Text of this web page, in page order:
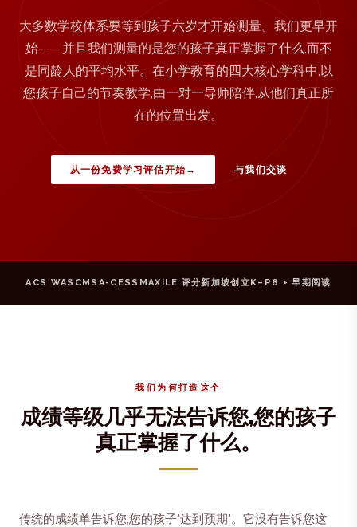
大多数学校体系要等到孩子六岁才开始测量。我们更早开
始——并且我们测量的是您的孩子真正掌握了什么,而不
是同龄人的平均水平。在小学教育的四大核心学科中,以
您孩子自己的节奏教学,由一对一导师陪伴,从他们真正所
在的位置出发。
从一份免费学习评估开始 → 与我们交谈
ACS WASCMSA-CESS MAXILE 评分新加坡创立K–P6 + 早期阅读
我们为何打造这个
成绩等级几乎无法告诉您,您的孩子
真正掌握了什么。
传统的成绩单告诉您,您的孩子"达到预期"。它没有告诉您这